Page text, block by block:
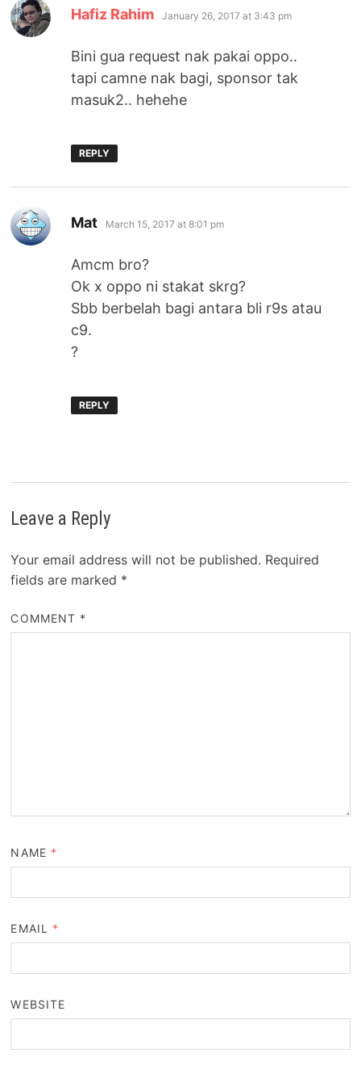
Hafiz Rahim says:
January 26, 2017 at 3:43 pm
Bini gua request nak pakai oppo..
tapi camne nak bagi, sponsor tak
masuk2.. hehehe
REPLY
Mat says:
March 15, 2017 at 8:01 pm
Amcm bro?
Ok x oppo ni stakat skrg?
Sbb berbelah bagi antara bli r9s atau
c9.
?
REPLY
Leave a Reply
Your email address will not be published. Required
fields are marked *
COMMENT *
NAME *
EMAIL *
WEBSITE